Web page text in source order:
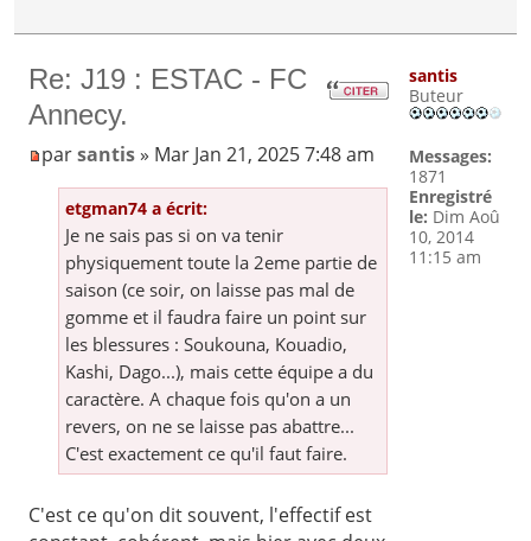
Re: J19 : ESTAC - FC
Annecy.
parsantis» Mar Jan 21, 2025 7:48 am
etgman74 a écrit:
Je ne sais pas si on va tenir
physiquement toute la 2eme partie de
saison (ce soir, on laisse pas mal de
gomme et il faudra faire un point sur
les blessures : Soukouna, Kouadio,
Kashi, Dago...), mais cette équipe a du
caractère. A chaque fois qu'on a un
revers, on ne se laisse pas abattre...
C'est exactement ce qu'il faut faire.
C'est ce qu'on dit souvent, l'effectif est
santis
Buteur
Messages:
1871
Enregistré
le: Dim Aoû
10, 2014
11:15 am